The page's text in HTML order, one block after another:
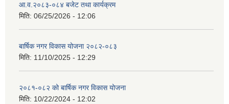
आ.व.२०८३-०८४ बजेट तथा कार्यक्रम
मिति: 06/25/2026 - 12:06
बार्षिक नगर विकास योजना २०८२-०८३
मिति: 11/10/2025 - 12:29
२०८१-०८२ को बार्षिक नगर विकास योजना
मिति: 10/22/2024 - 12:02